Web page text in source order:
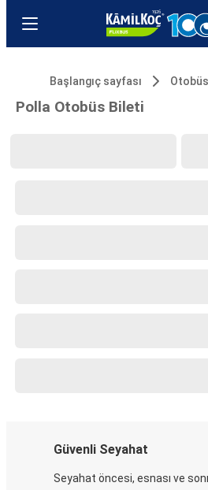
Başlangıç sayfası Otobüs
Polla Otobüs Bileti
Güvenli Seyahat
Seyahat öncesi, esnası ve